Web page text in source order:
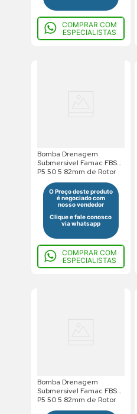
COMPRAR COM
ESPECIALISTAS
Bomba Drenagem
Submersivel Famac FBS
P5 50 5 82mm de Rotor
1/2Cv 380V Trifasico
O Preço deste produto
é negociado com
nosso vendedor
Clique e fale conosco
via whatsapp
COMPRAR COM
ESPECIALISTAS
Bomba Drenagem
Submersivel Famac FBS
P5 50 5 82mm de Rotor
1/2Cv 110V Monofasico